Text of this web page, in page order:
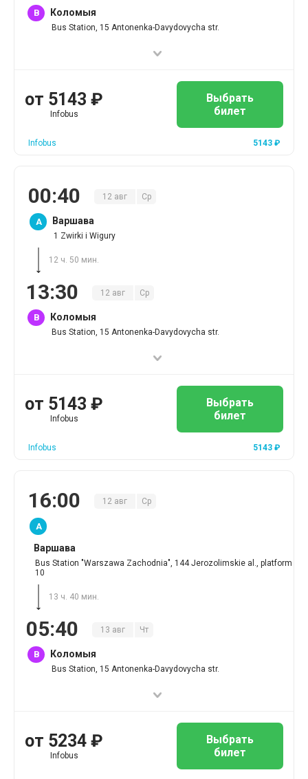
B Коломыя
Bus Station, 15 Antonenka-Davydovycha str.
от 5143 ₽
Infobus
Выбрать
билет
Infobus 5143 ₽
00:40 12 авг Ср
A Варшава
1 Zwirki i Wigury
12 ч. 50 мин.
13:30 12 авг Ср
B Коломыя
Bus Station, 15 Antonenka-Davydovycha str.
от 5143 ₽
Infobus
Выбрать
билет
Infobus 5143 ₽
16:00 12 авг Ср
A
Варшава
Bus Station "Warszawa Zachodnia", 144 Jerozolimskie al., platform
10
13 ч. 40 мин.
05:40 13 авг Чт
B Коломыя
Bus Station, 15 Antonenka-Davydovycha str.
от 5234 ₽
Infobus
Выбрать
билет